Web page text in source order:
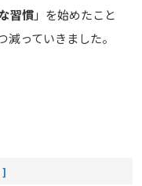
習慣」を始めたこと
っていきました。